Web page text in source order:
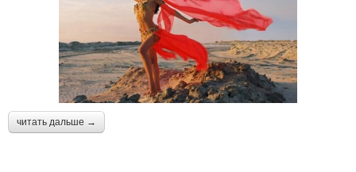
читать дальше →